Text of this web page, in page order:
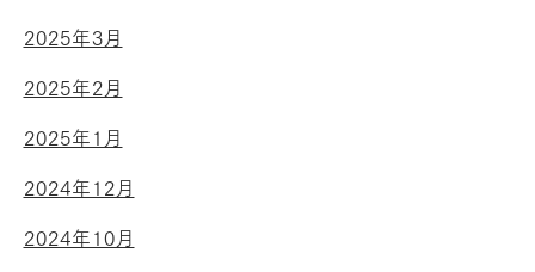
2025年3月
2025年2月
2025年1月
2024年12月
2024年10月